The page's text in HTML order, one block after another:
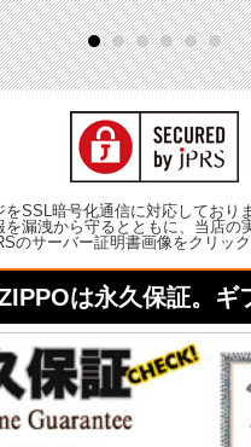
をSSL暗号化通信に対応しており
を漏洩から守るとともに、当店の
のサーバー証明書画像をクリック
は永久保証。ギ